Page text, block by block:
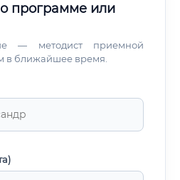
программе или
— методист приемной
в ближайшее время.